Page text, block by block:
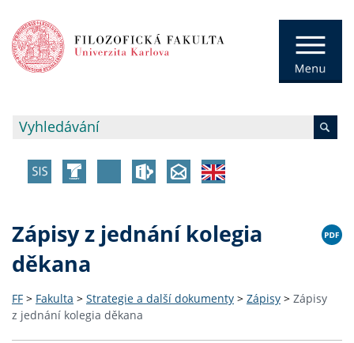
Zápisy z jednání kolegia
děkana
FF > Fakulta > Strategie a další dokumenty > Zápisy > Zápisy
z jednání kolegia děkana